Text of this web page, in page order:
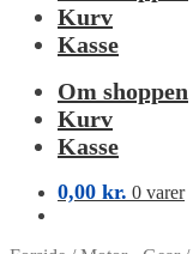
Kurv
Kasse
Om shoppen
Kurv
Kasse
0,00 kr. 0 varer